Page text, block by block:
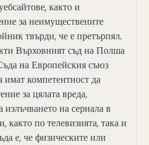
както и
за неимуществените
твърди, че е претърпял.
Върховният съд на Полша
на Европейския съюз
компетентност да
за цялата вреда,
излъчването на сериала в
по телевизията, така и
е, че физическите или